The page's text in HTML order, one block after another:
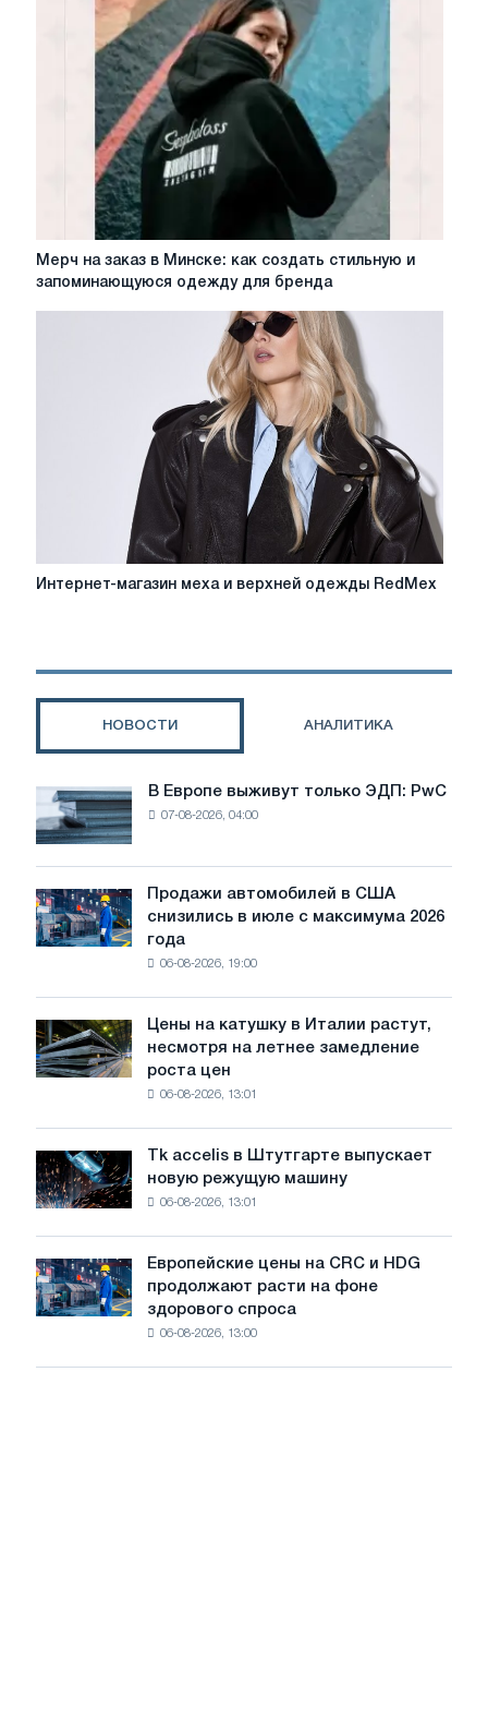
одежды
Мерч
запоминающуюся
Мерч на заказ в Минске: как создать стильную и
запоминающуюся одежду для бренда
Интернет-
магазин
верхней
Интернет-магазин меха и верхней одежды RedMex
НОВОСТИ АНАЛИТИКА
Европе
выживут
только
ЭДП:
PwC
В Европе выживут только ЭДП: PwC
07-08-2026, 04:00
Продажи
автомобилей
в
июле
с
максимума
года
Продажи автомобилей в США
снизились в июле с максимума 2026
года
06-08-2026, 19:00
Цены
на
катушку
несмотря
на
летнее
замедление
роста
цен
Цены на катушку в Италии растут,
несмотря на летнее замедление
роста цен
06-08-2026, 13:01
Tk
accelis
в
новую
режущую
машину
Tk accelis в Штутгарте выпускает
новую режущую машину
06-08-2026, 13:01
Европейские
цены
на
Европейские цены на CRC и HDG
продолжают расти на фоне
здорового спроса
06-08-2026, 13:00